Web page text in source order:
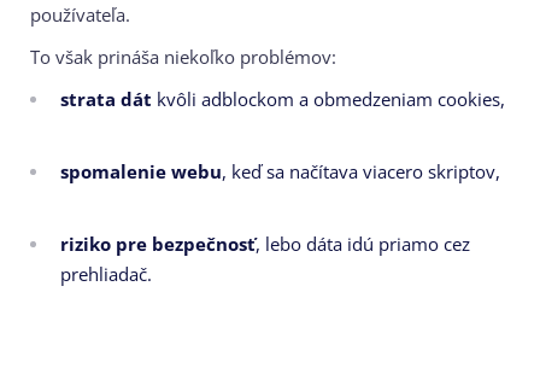
používateľa.
To však prináša niekoľko problémov:
strata dát kvôli adblockom a obmedzeniam cookies,
spomalenie webu, keď sa načítava viacero skriptov,
riziko pre bezpečnosť, lebo dáta idú priamo cez
prehliadač.